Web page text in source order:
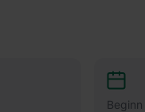
Beginn